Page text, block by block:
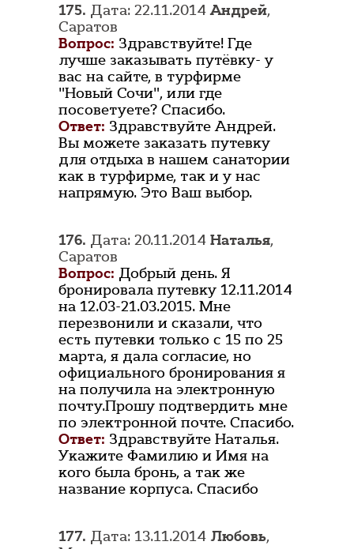
175. Дата: 22.11.2014Андрей,
Саратов
Вопрос: Здравствуйте! Где
лучше заказывать путёвку- у
вас на сайте, в турфирме
"Новый Сочи", или где
посоветуете? Спасибо.
Ответ: Здравствуйте Андрей.
Вы можете заказать путевку
для отдыха в нашем санатории
как в турфирме, так и у нас
напрямую. Это Ваш выбор.
176. Дата: 20.11.2014 Наталья,
Саратов
Вопрос: Добрый день. Я
бронировала путевку 12.11.2014
на 12.03-21.03.2015. Мне
перезвонили и сказали, что
есть путевки только с 15 по 25
марта, я дала согласие, но
официального бронирования я
на получила на электронную
почту.Прошу подтвердить мне
по электронной почте. Спасибо.
Ответ: Здравствуйте Наталья.
Укажите Фамилию и Имя на
кого была бронь, а так же
название корпуса. Спасибо
177. Дата: 13.11.2014 Любовь,